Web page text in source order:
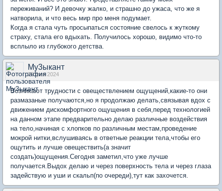
переживаний? И девочку жалко, и страшно до ужаса, что же я
натворила, и что весь мир про меня подумает.
Когда я стала чуть просыпаться состояние свелось к жуткому
страху, стала его вдыхать. Получилось хорошо, видимо что-то
всплыло из глубокого детства.
Му3ыкант
29 фев 2024
Возникают трудности с овеществлением ощущений,какие-то они
размазаные получаются,но я продолжаю делать,связывая вдох с
движением дискомфортного ощущения в себя,перед технологией
на данном этапе предварительно делаю различные воздействия
на тело,начиная с хлопков по различным местам,проведение
мокрой нитки,вслушиваясь в ответные реакции тела,чтобы его
ощутить и лучше овеществить(а значит
создать)ощущения.Сегодня заметил,что уже лучше
получается.Выдох делаю и через поверхность тела и через глаза
задействую и уши и скальп(по очереди),тут как захочется.